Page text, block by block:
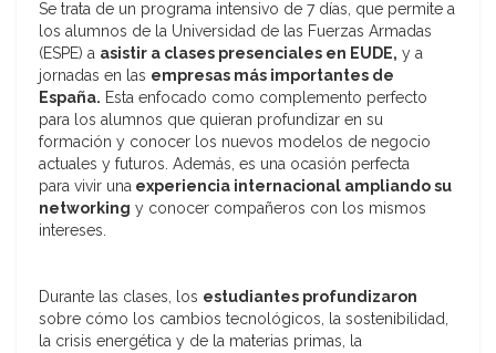
Se trata de un programa intensivo de 7 días, que permite a
los alumnos de la Universidad de las Fuerzas Armadas
(ESPE) a asistir a clases presenciales en EUDE, y a
jornadas en las empresas más importantes de
España. Esta enfocado como complemento perfecto
para los alumnos que quieran profundizar en su
formación y conocer los nuevos modelos de negocio
actuales y futuros. Además, es una ocasión perfecta
para vivir una experiencia internacional ampliando su
networking y conocer compañeros con los mismos
intereses.
Durante las clases, los estudiantes profundizaron
sobre cómo los cambios tecnológicos, la sostenibilidad,
la crisis energética y de la materias primas, la